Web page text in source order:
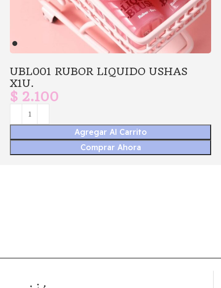
UBL001 RUBOR LIQUIDO USHAS
X1U.
$ 2.100
Agregar Al Carrito
Comprar Ahora